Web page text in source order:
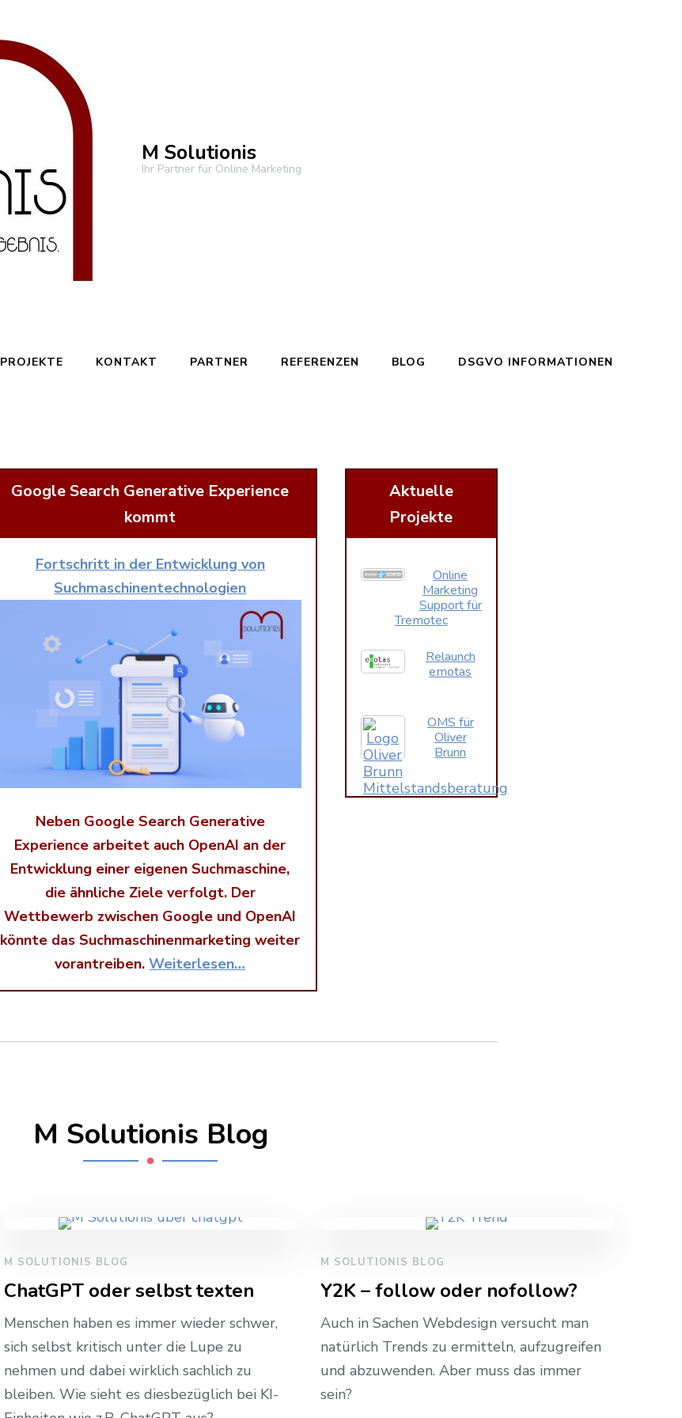
M Solutionis
Ihr Partner für Online Marketing
PROJEKTE KONTAKT PARTNER REFERENZEN BLOG DSGVO INFORMATIONEN
Google Search Generative Experience
kommt
Fortschritt in der Entwicklung von
Suchmaschinentechnologien
Neben Google Search Generative
Experience arbeitet auch OpenAI an der
Entwicklung einer eigenen Suchmaschine,
die ähnliche Ziele verfolgt. Der
Wettbewerb zwischen Google und OpenAI
könnte das Suchmaschinenmarketing weiter
vorantreiben.Weiterlesen…
Aktuelle
Projekte
Online
Marketing
Support für
Tremotec
Relaunch
emotas
OMS für
Oliver
Brunn
M Solutionis Blog
M SOLUTIONIS BLOG
ChatGPT oder selbst texten
Menschen haben es immer wieder schwer,
sich selbst kritisch unter die Lupe zu
nehmen und dabei wirklich sachlich zu
bleiben. Wie sieht es diesbezüglich bei KI-
M SOLUTIONIS BLOG
Y2K – follow oder nofollow?
Auch in Sachen Webdesign versucht man
natürlich Trends zu ermitteln, aufzugreifen
und abzuwenden. Aber muss das immer
sein?